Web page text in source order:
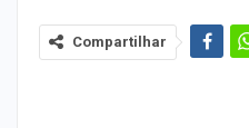
Compartilhar